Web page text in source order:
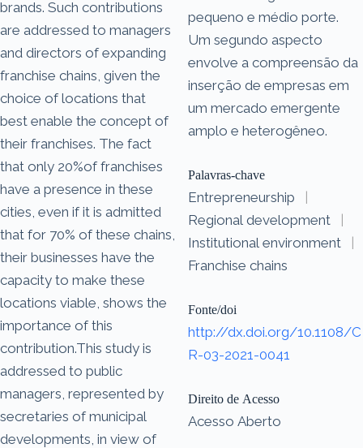
brands. Such contributions
are addressed to managers
and directors of expanding
franchise chains, given the
choice of locations that
best enable the concept of
their franchises. The fact
that only 20%of franchises
have a presence in these
cities, even if it is admitted
that for 70% of these chains,
their businesses have the
capacity to make these
locations viable, shows the
importance of this
contribution.This study is
addressed to public
managers, represented by
secretaries of municipal
developments, in view of
pequeno e médio porte.
Um segundo aspecto
envolve a compreensão da
inserção de empresas em
um mercado emergente
amplo e heterogêneo.
Palavras-chave
Entrepreneurship
|
Regional development
|
Institutional environment
|
Franchise chains
Fonte/doi
http://dx.doi.org/10.1108/C
R-03-2021-0041
Direito de Acesso
Acesso Aberto